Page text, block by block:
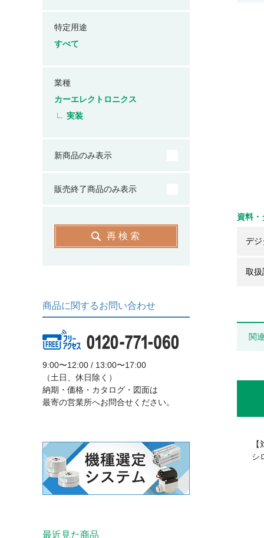
資料・
デジ
取扱
関
シ
特定用途
すべて
業種
カーエレクトロニクス
実装
新商品のみ表示
販売終了商品のみ表示
再検索
商品に関するお問い合わせ
9:00〜12:00 / 13:00〜17:00
（土日、休日除く）
納期・価格・カタログ・図面は
最寄の営業所へお問合せください。
最近見た商品